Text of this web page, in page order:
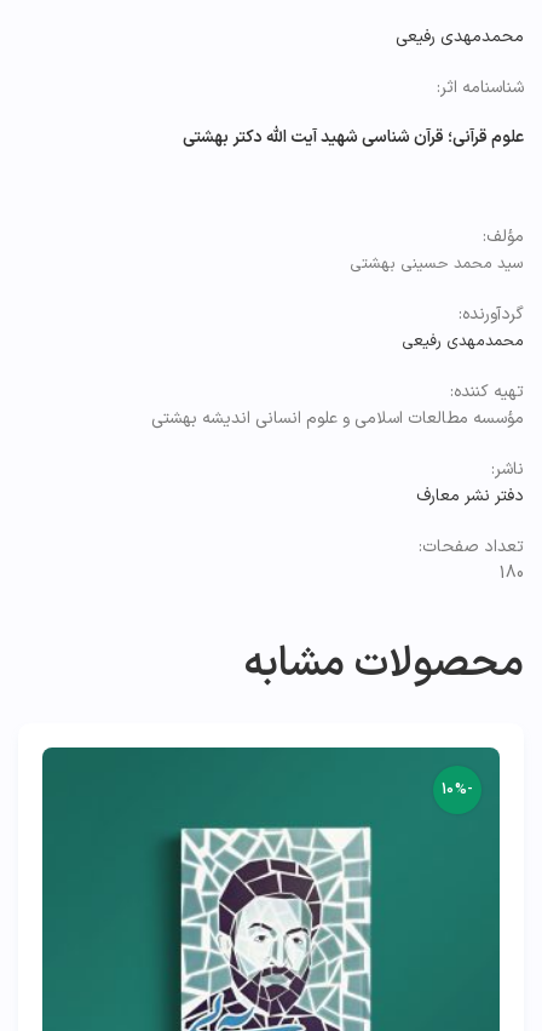
محمدمهدی رفیعی
شناسنامه اثر:
علوم قرآنی؛ قرآن شناسی شهید آیت الله دکتر بهشتی
مؤلف:
سید محمد حسینی بهشتی
گردآورنده:
محمدمهدی رفیعی
تهیه کننده:
مؤسسه مطالعات اسلامی و علوم انسانی اندیشه بهشتی
ناشر:
دفتر نشر معارف
تعداد صفحات:
180
محصولات مشابه
-10%